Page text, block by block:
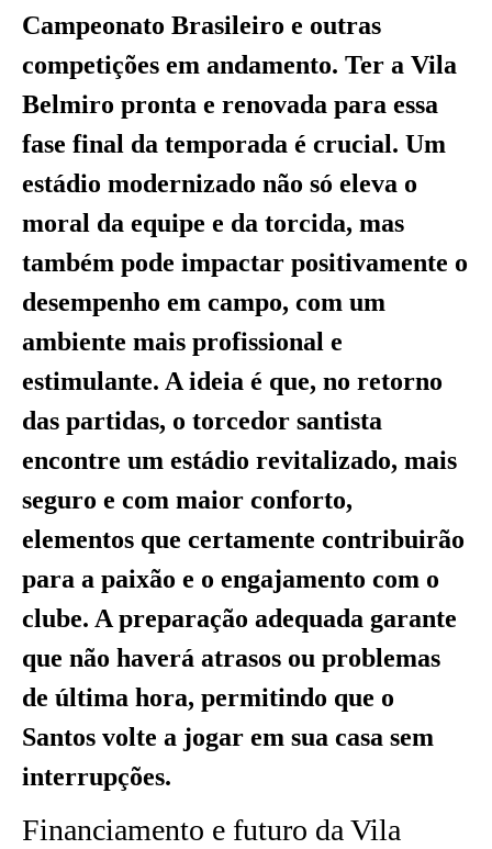
Campeonato Brasileiro e outras
competições em andamento. Ter a Vila
Belmiro pronta e renovada para essa
fase final da temporada é crucial. Um
estádio modernizado não só eleva o
moral da equipe e da torcida, mas
também pode impactar positivamente o
desempenho em campo, com um
ambiente mais profissional e
estimulante. A ideia é que, no retorno
das partidas, o torcedor santista
encontre um estádio revitalizado, mais
seguro e com maior conforto,
elementos que certamente contribuirão
para a paixão e o engajamento com o
clube. A preparação adequada garante
que não haverá atrasos ou problemas
de última hora, permitindo que o
Santos volte a jogar em sua casa sem
interrupções.
Financiamento e futuro da Vila